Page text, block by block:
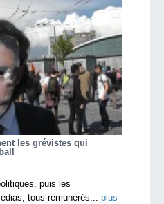
les grévistes qui
puis les
tous rémunérés... plus